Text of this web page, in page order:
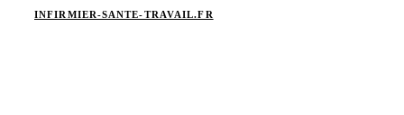
INFIRMIER-SANTE-TRAVAIL.FR